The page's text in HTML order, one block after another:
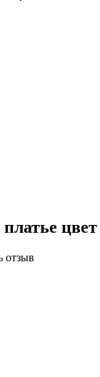
отзыв